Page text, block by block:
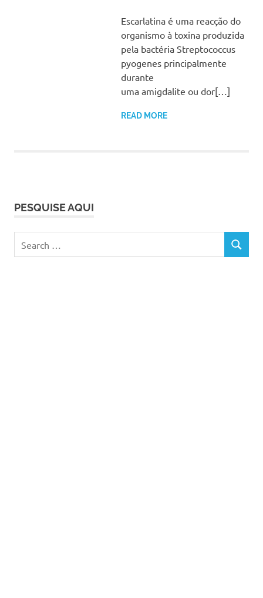
Escarlatina é uma reacção do
organismo à toxina produzida
pela bactéria Streptococcus
pyogenes principalmente
durante
uma amigdalite ou dor[…]
READ MORE
PESQUISE AQUI
for:
SEARCH